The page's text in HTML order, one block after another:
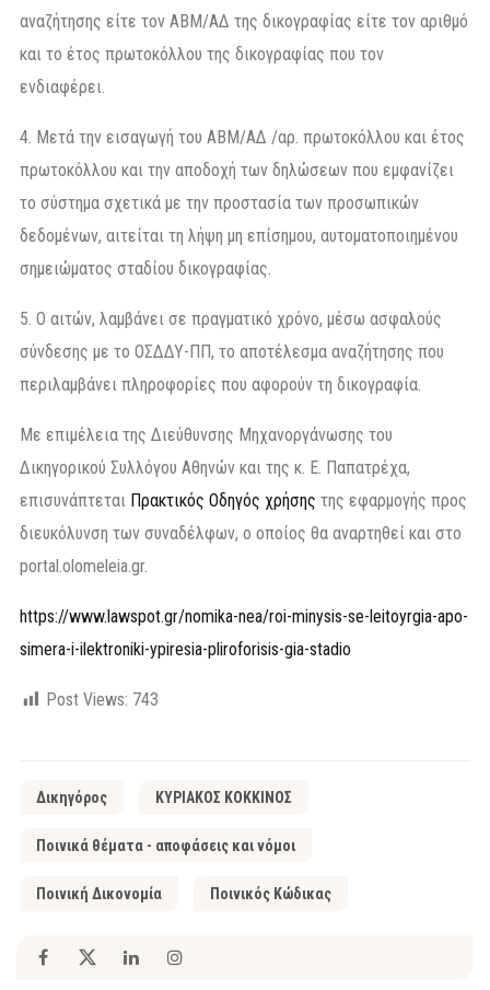
αναζήτησης είτε τον ΑΒΜ/ΑΔ της δικογραφίας είτε τον αριθμό
και το έτος πρωτοκόλλου της δικογραφίας που τον
ενδιαφέρει.
4. Μετά την εισαγωγή του ΑΒΜ/ΑΔ /αρ. πρωτοκόλλου και έτος
πρωτοκόλλου και την αποδοχή των δηλώσεων που εμφανίζει
το σύστημα σχετικά με την προστασία των προσωπικών
δεδομένων, αιτείται τη λήψη μη επίσημου, αυτοματοποιημένου
σημειώματος σταδίου δικογραφίας.
5. Ο αιτών, λαμβάνει σε πραγματικό χρόνο, μέσω ασφαλούς
σύνδεσης με το ΟΣΔΔΥ-ΠΠ, το αποτέλεσμα αναζήτησης που
περιλαμβάνει πληροφορίες που αφορούν τη δικογραφία.
Με επιμέλεια της Διεύθυνσης Μηχανοργάνωσης του
Δικηγορικού Συλλόγου Αθηνών και της κ. Ε. Παπατρέχα,
επισυνάπτεται Πρακτικός Οδηγός χρήσης της εφαρμογής προς
διευκόλυνση των συναδέλφων, ο οποίος θα αναρτηθεί και στο
portal.olomeleia.gr.
https://www.lawspot.gr/nomika-nea/roi-minysis-se-leitoyrgia-apo-
simera-i-ilektroniki-ypiresia-pliroforisis-gia-stadio
Post Views: 743
Δικηγόρος ΚΥΡΙΑΚΟΣ ΚΟΚΚΙΝΟΣ
Ποινικά θέματα - αποφάσεις και νόμοι
Ποινική Δικονομία Ποινικός Κώδικας